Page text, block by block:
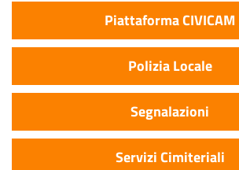
Piattaforma CIVICAM
Polizia Locale
Segnalazioni
Servizi Cimiteriali